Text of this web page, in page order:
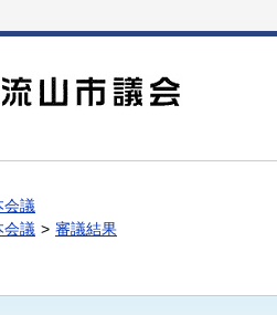
会議
会議 審議結果